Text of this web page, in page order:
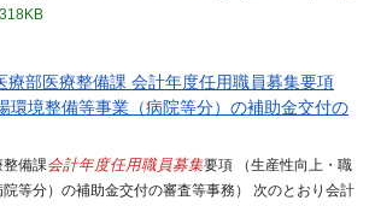
療部医療整備課 会計年度任用職員募集要項
環境整備等事業（病院等分）の補助金交付の
整備課会計年度任用職員募集要項 （生産性向上・職
等分）の補助金交付の審査等事務） 次のとおり会計